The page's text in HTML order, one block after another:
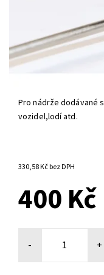
Pro nádrže dodávané
vozidel,lodí atd.
330,58 Kč bez DPH
400 Kč
- +